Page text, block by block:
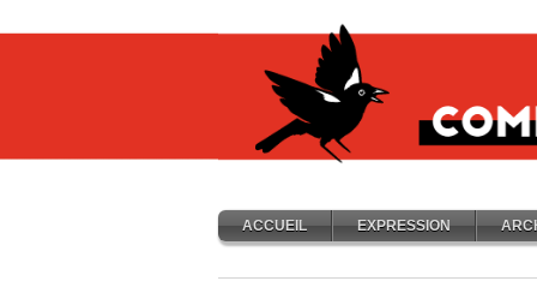
ACCUEIL EXPRESSION